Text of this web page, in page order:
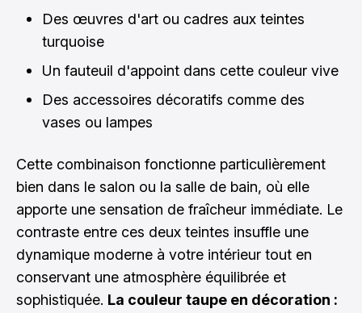
Des œuvres d'art ou cadres aux teintes
turquoise
Un fauteuil d'appoint dans cette couleur vive
Des accessoires décoratifs comme des
vases ou lampes
Cette combinaison fonctionne particulièrement
bien dans le salon ou la salle de bain, où elle
apporte une sensation de fraîcheur immédiate. Le
contraste entre ces deux teintes insuffle une
dynamique moderne à votre intérieur tout en
conservant une atmosphère équilibrée et
sophistiquée. La couleur taupe en décoration :